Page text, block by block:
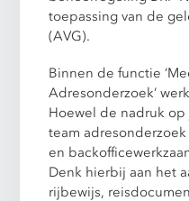
toepassing van de
(AVG).
Binnen de functie
Adresonderzoek’
Hoewel de nadruk
team
en
Denk hierbij aan het
rijbewijs,